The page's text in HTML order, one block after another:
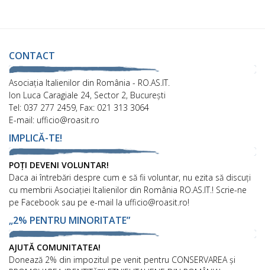
CONTACT
Asociaţia Italienilor din România - RO.AS.IT.
Ion Luca Caragiale 24, Sector 2, București
Tel: 037 277 2459, Fax: 021 313 3064
E-mail: ufficio@roasit.ro
IMPLICĂ-TE!
POȚI DEVENI VOLUNTAR!
Daca ai întrebări despre cum e să fii voluntar, nu ezita să discuți
cu membrii Asociației Italienilor din România RO.AS.IT.! Scrie-ne
pe Facebook sau pe e-mail la ufficio@roasit.ro!
„2% PENTRU MINORITATE”
AJUTĂ COMUNITATEA!
Donează 2% din impozitul pe venit pentru CONSERVAREA și